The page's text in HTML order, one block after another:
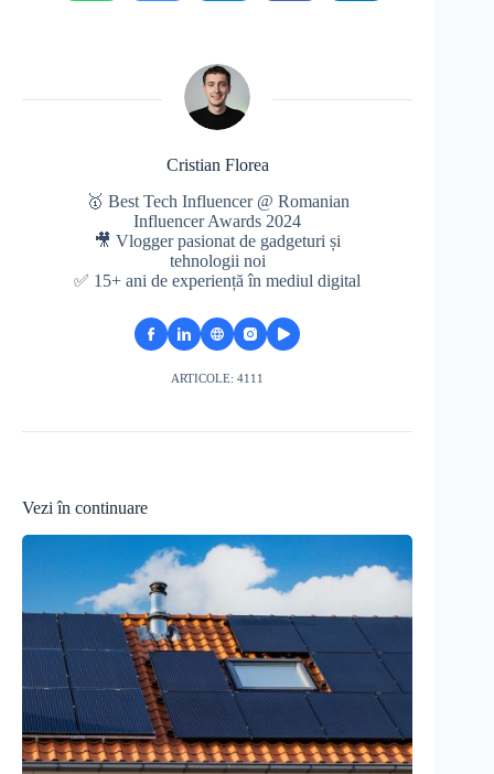
Cristian Florea
🥇 Best Tech Influencer @ Romanian
Influencer Awards 2024
🎥 Vlogger pasionat de gadgeturi și
tehnologii noi
✅ 15+ ani de experiență în mediul digital
ARTICOLE: 4111
Vezi în continuare